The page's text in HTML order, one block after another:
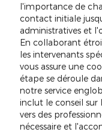
l'importance de
contact initiale
administratives et
En collaborant
les intervenants
vous assure une
étape se déroule
notre service
inclut le conseil sur
vers des
nécessaire et